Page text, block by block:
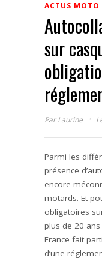
ACTUS MOTO
sur
ParLaurine ·
Parmi les
présence
encore
motards. Et
obligatoires
plus de 20
France fait
d’une